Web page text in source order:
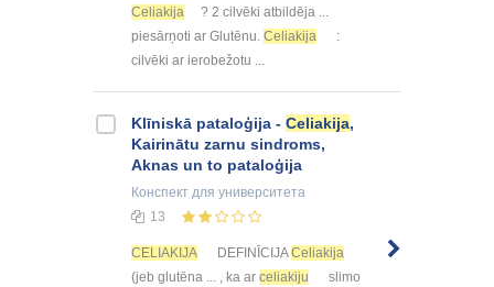
Celiakija
? 2 cilvēki atbildēja ...
piesārņoti ar Glutēnu. Celiakija
:
cilvēki ar ierobežotu ...
Klīniskā pataloģija - Celiakija,
Kairinātu zarnu sindroms,
Aknas un to pataloģija
Конспект для университета
13
CELIAKIJA DEFINĪCIJACeliakija
(jeb glutēna ... , ka ar celiakiju
slimo